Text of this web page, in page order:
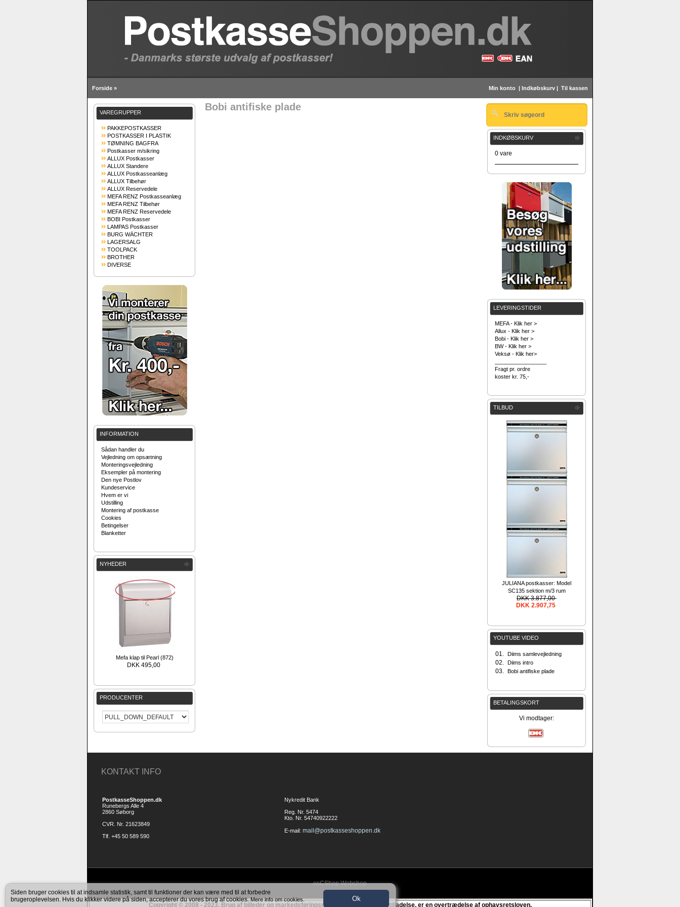
Siden bruger cookies til at indsamle statistik, samt til funktioner der kan være med til at forbedre
brugeroplevelsen. Hvis du klikker videre på siden, accepterer du vores brug af cookies.Mere info om cookies. Ok
Forside » Min konto | Indkøbskurv | Til kassen
VAREGRUPPER
PAKKEPOSTKASSER
POSTKASSER I PLASTIK
TØMNING BAGFRA
Postkasser m/sikring
ALLUX Postkasser
ALLUX Standere
ALLUX Postkasseanlæg
ALLUX Tilbehør
ALLUX Reservedele
MEFA RENZ Postkasseanlæg
MEFA RENZ Tilbehør
MEFA RENZ Reservedele
BOBI Postkasser
LAMPAS Postkasser
BURG WÄCHTER
LAGERSALG
TOOLPACK
BROTHER
DIVERSE
INFORMATION
Sådan handler du
Vejledning om opsætning
Monteringsvejledning
Eksempler på montering
Den nye Postlov
Kundeservice
Hvem er vi
Udstilling
Montering af postkasse
Cookies
Betingelser
Blanketter
NYHEDER
Mefa klap til Pearl (872)
DKK 495,00
PRODUCENTER
Bobi antifiske plade
INDKØBSKURV
0 vare
LEVERINGSTIDER
MEFA - Klik her >
Allux - Klik her >
Bobi - Klik her >
BW - Klik her >
Veksø - Klik her>
Fragt pr. ordre
koster kr. 75,-
TILBUD
JULIANA postkasser: Model
SC135 sektion m/3 rum
DKK 3.877,00
DKK 2.907,75
YOUTUBE VIDEO
01. Diims samlevejledning
02. Diims intro
03. Bobi antifiske plade
BETALINGSKORT
Vi modtager:
KONTAKT INFO
PostkasseShoppen.dk
Runebergs Alle 4
2860 Søborg
CVR. Nr. 21623849
Tlf. +45 50 589 590
Nykredit Bank
Reg. Nr. 5474
Kto. Nr. 54740922222
E-mail: mail@postkasseshoppen.dk
osCShop Webshop
Copyright © 2008 - 2023. Brug af billeder og markedsføringsmateriale uden skriftlig tilladelse, er en overtrædelse af ophavsretsloven.